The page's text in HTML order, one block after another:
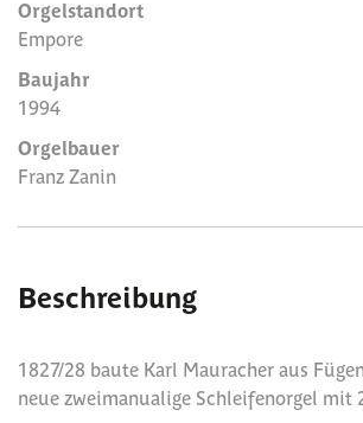
Orgelstandort
Empore
Baujahr
1994
Orgelbauer
Franz Zanin
Beschreibung
1827/28 baute Karl Mauracher aus
neue zweimanualige Schleifenorgel mit